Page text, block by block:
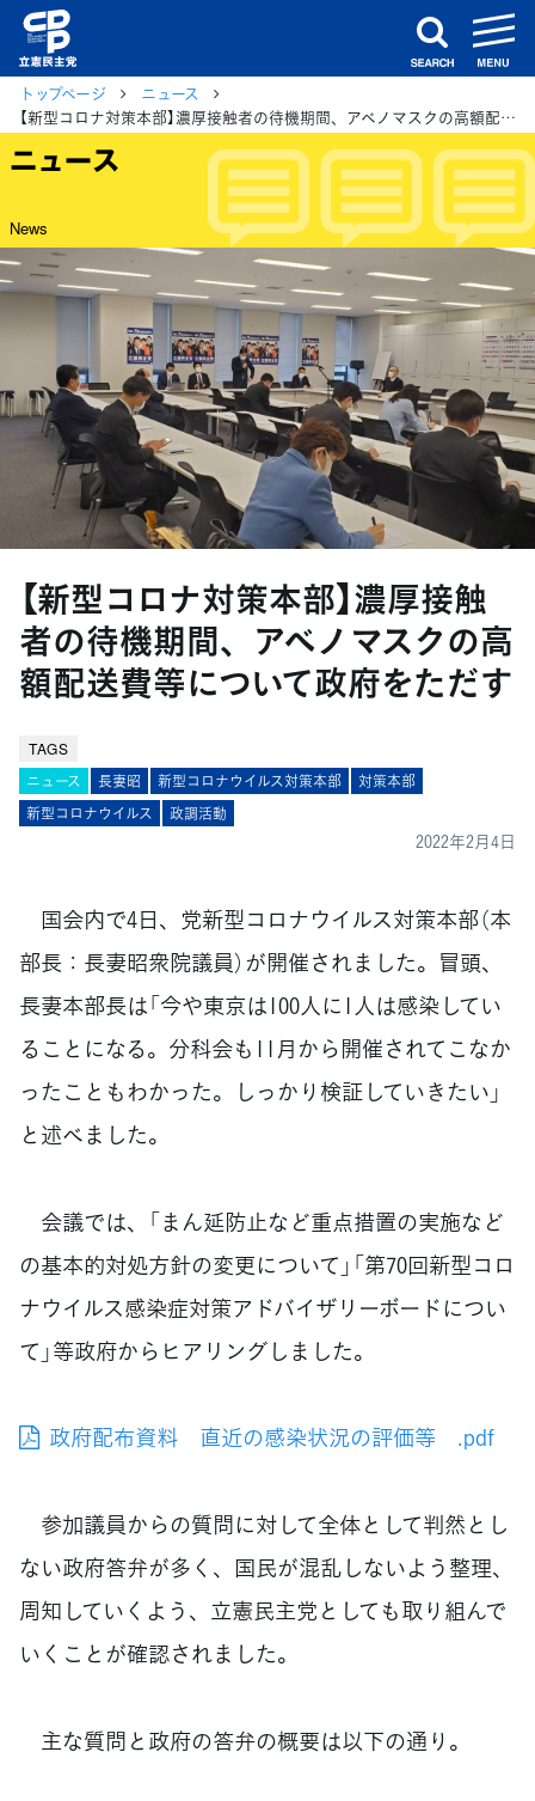
search
トップページ
ニュース
【新型コロナ対策本部】濃厚接触者の待機期間、アベノマスクの高額配送費等について政府をただす
ニュース
News
【新型コロナ対策本部】濃厚接触
者の待機期間、アベノマスクの高
額配送費等について政府をただす
TAGS
ニュース 長妻昭 新型コロナウイルス対策本部
対策本部
新型コロナウイルス
政調活動
2022年2月4日
国会内で4日、党新型コロナウイルス対策本部（本
部長：長妻昭衆院議員）が開催されました。冒頭、
長妻本部長は「今や東京は100人に1人は感染してい
ることになる。分科会も11月から開催されてこなか
ったこともわかった。しっかり検証していきたい」
と述べました。
会議では、「まん延防止など重点措置の実施など
の基本的対処方針の変更について」「第70回新型コロ
ナウイルス感染症対策アドバイザリーボードについ
て」等政府からヒアリングしました。
政府配布資料 直近の感染状況の評価等 .pdf
参加議員からの質問に対して全体として判然とし
ない政府答弁が多く、国民が混乱しないよう整理、
周知していくよう、立憲民主党としても取り組んで
いくことが確認されました。
主な質問と政府の答弁の概要は以下の通り。